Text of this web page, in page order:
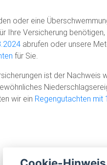
oder eine
Ihre Versicherung benötigen,
abrufen oder unsere
für Sie.
ist der Nachweis
wir ein Regengutachten mit